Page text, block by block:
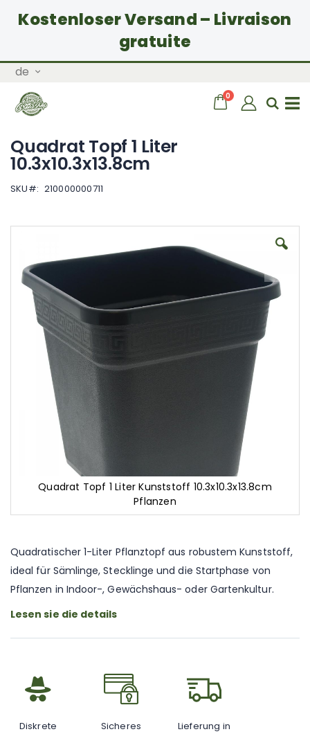
Kostenloser Versand – Livraison
gratuite
Zum
springen
Sprache
de
Wagen
0 Artikel
Zum
Bildgalerie
springen
Quadrat Topf 1 Liter Kunststoff 10.3x10.3x13.8cm
Pflanzen
der
Bildgalerie
springen
Quadrat Topf 1 Liter
10.3x10.3x13.8cm
SKU 210000000711
Quadratischer 1-Liter Pflanztopf aus robustem Kunststoff,
ideal für Sämlinge, Stecklinge und die Startphase von
Pflanzen in Indoor-, Gewächshaus- oder Gartenkultur.
Lesen sie die details
Diskrete
Sicheres
Lieferung in